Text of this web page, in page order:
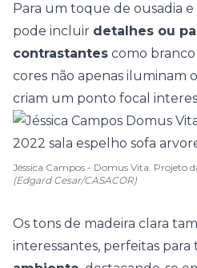
Para um toque de ousadia
pode incluir detalhes ou
contrastantes como
cores não apenas iluminam
criam um ponto focal
Jéssica Campos - Domus Vita. Projeto
(Edgard Cesar/CASACOR)
Os tons de madeira clara
interessantes, perfeitas para